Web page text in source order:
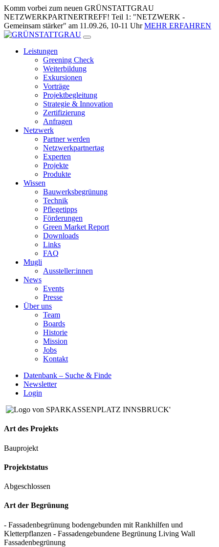
Zum
Inhalt
springen
Komm vorbei zum neuen GRÜNSTATTGRAU
NETZWERKPARTNERTREFF! Teil 1: "NETZWERK -
Gemeinsam stärker" am 11.09.26, 10-11 UhrMEHR ERFAHREN
Leistungen
Greening Check
Weiterbildung
Exkursionen
Vorträge
Projektbegleitung
Strategie & Innovation
Zertifizierung
Anfragen
Netzwerk
Partner werden
Netzwerkpartnertag
Experten
Projekte
Produkte
Wissen
Bauwerksbegrünung
Technik
Pflegetipps
Förderungen
Green Market Report
Downloads
Links
FAQ
Mugli
Aussteller:innen
News
Events
Presse
Über uns
Team
Boards
Historie
Mission
Jobs
Kontakt
Datenbank – Suche & Finde
Newsletter
Login
Art des Projekts
Bauprojekt
Projektstatus
Abgeschlossen
Art der Begrünung
- Fassadenbegrünung bodengebunden mit Rankhilfen und
Kletterpflanzen - Fassadengebundene Begrünung Living Wall
Fassadenbegrünung